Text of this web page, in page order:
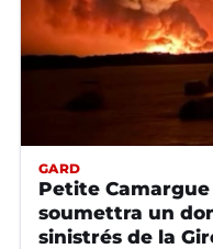
GARD
Petite
soumettra un
sinistrés de la